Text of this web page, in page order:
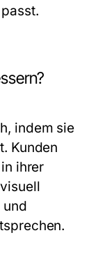
indem sie
Kunden
ihrer
und